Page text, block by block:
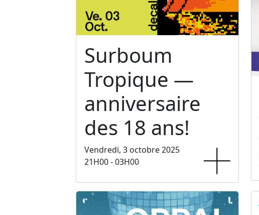
Surboum
Tropique —
anniversaire
des 18 ans!
Vendredi, 3 octobre 2025
21H00 - 03H00